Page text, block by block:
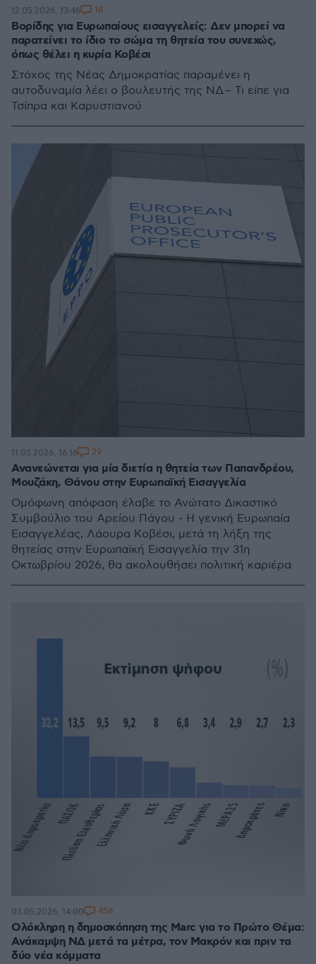
Βορίδης για Ευρωπαίους εισαγγελείς: Δεν μπορεί να
παρατείνει το ίδιο το σώμα τη θητεία του συνεχώς,
όπως θέλει η κυρία Κοβέσι
Στόχος της Νέας Δημοκρατίας παραμένει η
αυτοδυναμία λέει ο βουλευτής της ΝΔ – Τι είπε για
Τσίπρα και Καρυστιανού
12.05.2026, 13:46 18
Ανανεώνεται για μία διετία η θητεία των Παπανδρέου,
Μουζάκη, Θάνου στην Ευρωπαϊκή Εισαγγελία
Ομόφωνη απόφαση έλαβε το Ανώτατο Δικαστικό
Συμβούλιο του Αρείου Πάγου - Η γενική Ευρωπαία
Εισαγγελέας, Λάουρα Κοβέσι, μετά τη λήξη της
θητείας στην Ευρωπαϊκή Εισαγγελία την 31η
Οκτωβρίου 2026, θα ακολουθήσει πολιτική καριέρα
11.05.2026, 16:16 29
Ολόκληρη η δημοσκόπηση της Marc για το Πρώτο Θέμα:
Ανάκαμψη ΝΔ μετά τα μέτρα, τον Μακρόν και πριν τα
δύο νέα κόμματα
03.05.2026, 14:00 458